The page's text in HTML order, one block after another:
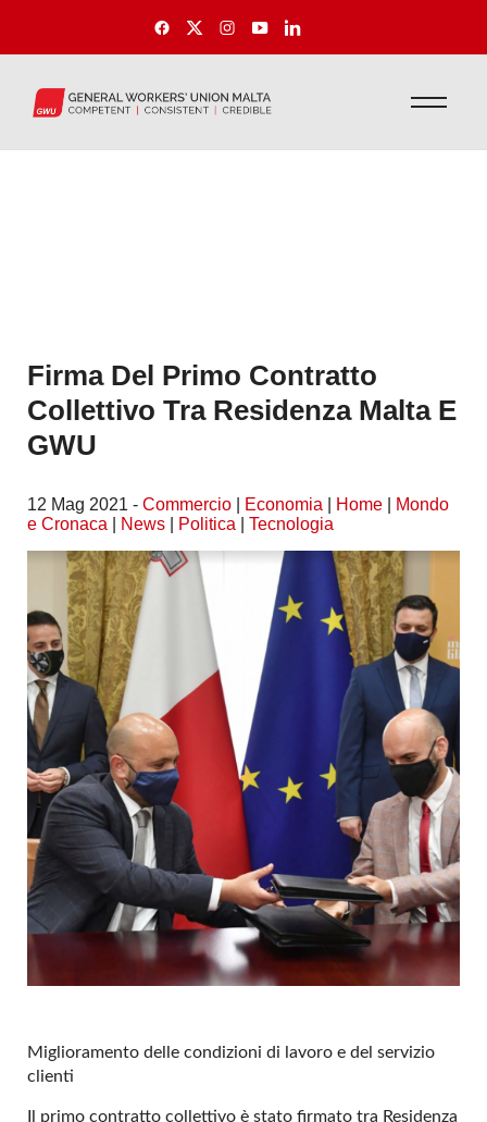
Firma Del Primo Contratto
Collettivo Tra Residenza Malta E
GWU
12 Mag 2021 - Commercio Economia Home
Mondo
e Cronaca
News Politica Tecnologia
Miglioramento delle condizioni di lavoro e del servizio
clienti
Il primo contratto collettivo è stato firmato tra Residenza